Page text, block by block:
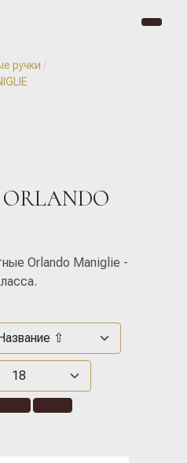
ручки
Orlando Maniglie -